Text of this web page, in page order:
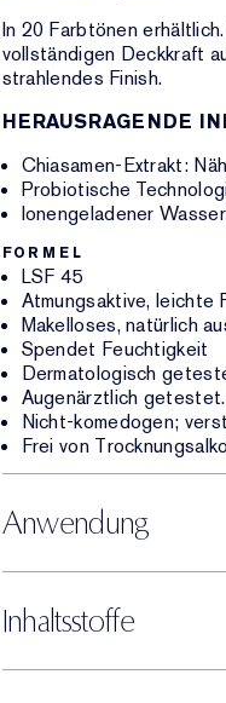
In 20 Farbtönen
vollständigen Deckkraft
strahlendes Finish.
HERAUSRAGENDE
Chiasamen-Extrakt:
Probiotische
Ionengeladener
FORMEL
LSF 45
Atmungsaktive, leichte
Makelloses, natürlich
Spendet Feuchtigkeit
Dermatologisch
Augenärztlich getestet.
Nicht-komedogen;
Frei von
Anwendung
Inhaltsstoffe